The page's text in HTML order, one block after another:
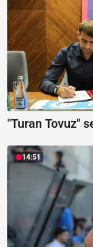
"Turan Tovuz"
14:51